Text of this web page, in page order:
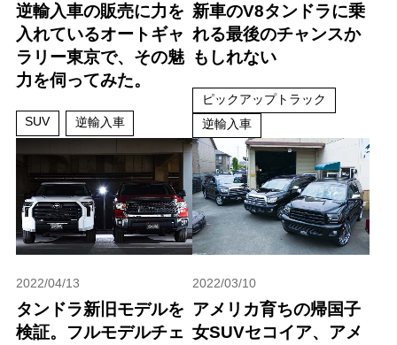
逆輸入車の販売に力を
入れているオートギャ
ラリー東京で、その魅
力を伺ってみた。
SUV 逆輸入車
新車のV8タンドラに乗
れる最後のチャンスか
もしれない
ピックアップトラック
逆輸入車
2022/04/13
タンドラ新旧モデルを
検証。フルモデルチェ
2022/03/10
アメリカ育ちの帰国子
女SUVセコイア、アメ